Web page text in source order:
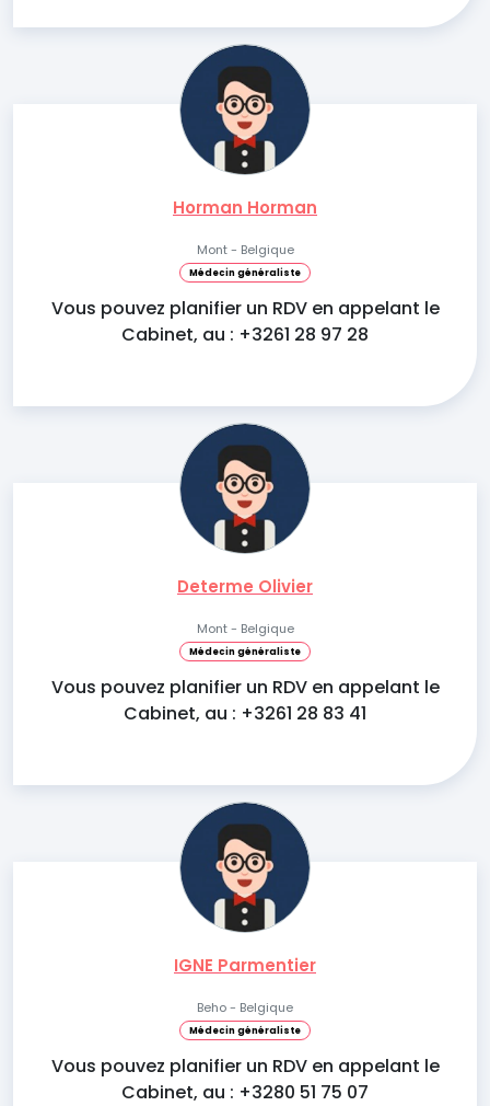
Horman Horman
Mont - Belgique
Médecin généraliste
Vous pouvez planifier un RDV en appelant le
Cabinet, au : +3261 28 97 28
Determe Olivier
Mont - Belgique
Médecin généraliste
Vous pouvez planifier un RDV en appelant le
Cabinet, au : +3261 28 83 41
IGNE Parmentier
Beho - Belgique
Médecin généraliste
Vous pouvez planifier un RDV en appelant le
Cabinet, au : +3280 51 75 07